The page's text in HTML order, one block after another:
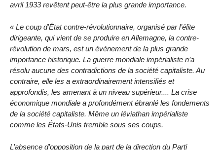
avril 1933 revêtent peut-être la plus grande importance.
« Le coup d’État contre-révolutionnaire, organisé par l’élite
dirigeante, qui vient de se produire en Allemagne, la contre-
révolution de mars, est un événement de la plus grande
importance historique. La guerre mondiale impérialiste n’a
résolu aucune des contradictions de la société capitaliste. Au
contraire, elle les a extraordinairement intensifiés et
approfondis, les amenant à un niveau supérieur.... La crise
économique mondiale a profondément ébranlé les fondements
de la société capitaliste. Même un léviathan impérialiste
comme les États-Unis tremble sous ses coups.
L’absence d’opposition de la part de la direction du Parti